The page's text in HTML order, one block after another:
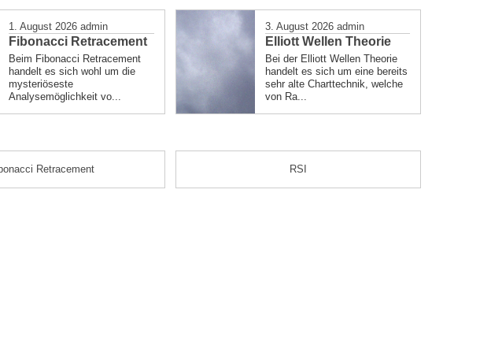
1. August 2026 admin
Fibonacci Retracement
Beim Fibonacci Retracement
handelt es sich wohl um die
mysteriöseste
Analysemöglichkeit vo...
3. August 2026 admin
Elliott Wellen Theorie
Bei der Elliott Wellen Theorie
handelt es sich um eine bereits
sehr alte Charttechnik, welche
von Ra...
Retracement RSI